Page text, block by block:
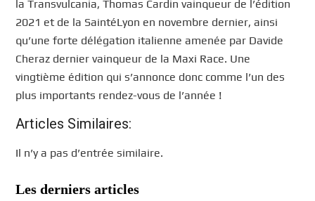
la Transvulcania, Thomas Cardin vainqueur de l’édition
2021 et de la SaintéLyon en novembre dernier, ainsi
qu’une forte délégation italienne amenée par Davide
Cheraz dernier vainqueur de la Maxi Race. Une
vingtième édition qui s’annonce donc comme l’un des
plus importants rendez-vous de l’année !
Articles Similaires:
Il n’y a pas d’entrée similaire.
Les derniers articles